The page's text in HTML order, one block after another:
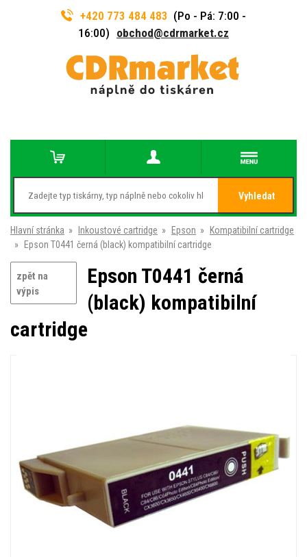
+420 773 484 483 (Po - Pá: 7:00 -
16:00) obchod@cdrmarket.cz
Vyhledat
Hlavní stránka » Inkoustové cartridge » Epson »
Kompatibilní cartridge
»
Epson T0441 černá (black) kompatibilní cartridge
zpět na
výpis
Epson T0441 černá
(black) kompatibilní
cartridge